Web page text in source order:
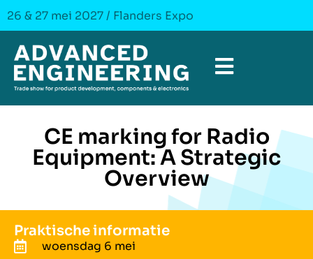
26 & 27 mei 2027 / Flanders Expo
CE marking for Radio
Equipment: A Strategic
Overview
Praktische informatie
woensdag 6 mei